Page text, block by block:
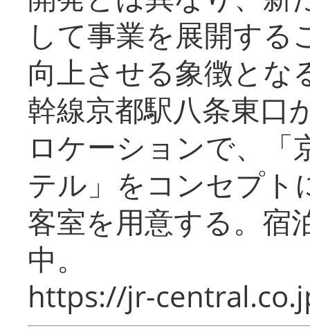
して事業を展開する
向上させる象徴とな
幹線京都駅八条東口
ロケーションで、「
テル」をコンセプト
客室を用意する。宿
中。
https://jr-